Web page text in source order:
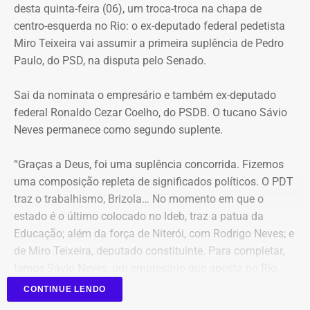
Militar;
Henrique Gustavo dos Santos Frickmann foi exonerado, a
pedido, do cargo de subsecretário adjunto de Obrasda
Secretaria de Infraestrutura e Obras Públicas.
Nomeações vieram em dose
homeopática
No outro lado da balança das publicações do Diário
Oficial, Couto fez mudanças pontuais e assinou apenas 2
únicas nomeações para o segundo e terceiro escalões do
governo. A Superintendência de Compras e Licitações da
Secretaria de Estado de Saúde recebeu a nomeação de
Emerson Maciel dos Santos, enquanto que na Fundação
Comunicação.
relativos a agentes públicos — que tramitavam na vara, e
foram identificadas diversas adulterações, principalmente
em processos nos quais Núbia Cozzolino aparecia como
interessada ou ré.
Durante uma busca e apreensão no escritório ligado à ex-
prefeita de Magé, foram encontradas cópias de folhas
processuais com treinos de rubricas e assinaturas.
Núbia Cozzolino alega injustiça e
irregularidades
A Justiça concluiu que a autoria criminal ficou
comprovada em relação a Núbia, mas não foi possível
foram realizadas, nem os responsáveis por elas. Por
conta disso, outros quatro réus foram absolvidos.
desta quinta-feira (06), um troca-troca na chapa de
centro-esquerda no Rio: o ex-deputado federal pedetista
Miro Teixeira vai assumir a primeira suplência de Pedro
Paulo, do PSD, na disputa pelo Senado.
Sai da nominata o empresário e também ex-deputado
federal Ronaldo Cezar Coelho, do PSDB. O tucano Sávio
Neves permanece como segundo suplente.
“Graças a Deus, foi uma suplência concorrida. Fizemos
uma composição repleta de significados políticos. O PDT
traz o trabalhismo, Brizola… No momento em que o
estado é o último colocado no Ideb, traz a patua da
Educação; além da força de Niterói, com Rodrigo Neves; e
de Miro Teixeira, deputado constituinte. Para completar,
capital e interior; que é tucano e sobrinho de Francisco
Tornelles e Tancredo Neves”, comemorou Pedro Paulo.
CONTINUE LENDO